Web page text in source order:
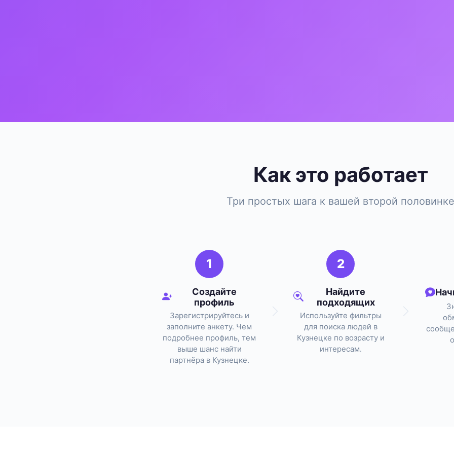
Как это работает
Три простых шага к вашей второй половинке
1
Создайте
профиль
Зарегистрируйтесь и
заполните анкету. Чем
подробнее профиль, тем
выше шанс найти
партнёра в Кузнецке.
2
Найдите
подходящих
Используйте фильтры
для поиска людей в
Кузнецке по возрасту и
интересам.